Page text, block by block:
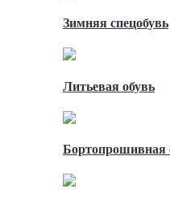
Зимняя спецобувь
Литьевая обувь
Бортопрошивная